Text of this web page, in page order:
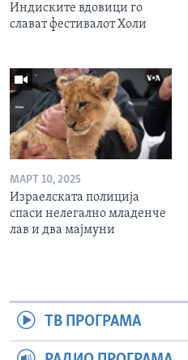
Индиските вдовици го
слават фестивалот Холи
МАРТ 10, 2025
Израелската полиција
спаси нелегално младенче
лав и два мајмуни
ТВ ПРОГРАМА